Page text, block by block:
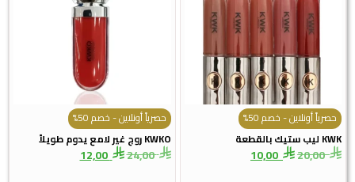
حصرياً أونلاين - خصم 50%
KWK ليب ستيك بالقطعة
20,00
10,00
حصرياً أونلاين - خصم 50%
KWKO روج غير لامع يدوم طويلاً
24,00
12,00